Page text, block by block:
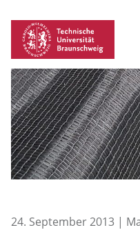
24. September 2013 |